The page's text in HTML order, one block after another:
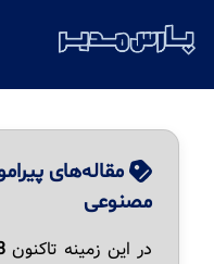
مقاله‌های
مصنوعی
در این زمینه تاکنون